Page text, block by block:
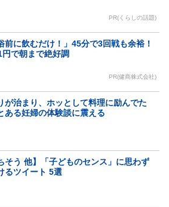
PR(くらしの話題)
前に飲むだけ！」45分で3回戦も余裕！
円で朝まで絶好調
PR(健商株式会社)
が治まり、ホッとして料理に励んでた
ある妊婦の体験談に震える
そう 他】「子どものセンス」に思わず
るツイート 5選